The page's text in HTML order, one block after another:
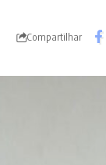
Compartilhar